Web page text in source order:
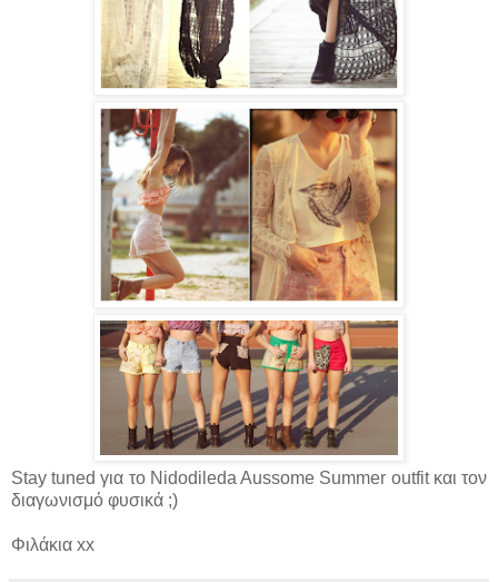
Stay tuned για το NidodiledaAussome Summer outfit και τον
διαγωνισμό φυσικά ;)
Φιλάκια xx